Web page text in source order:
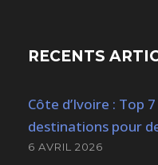
RECENTS
Côte d’Ivoire : Top
destinations pour
6 AVRIL 2026